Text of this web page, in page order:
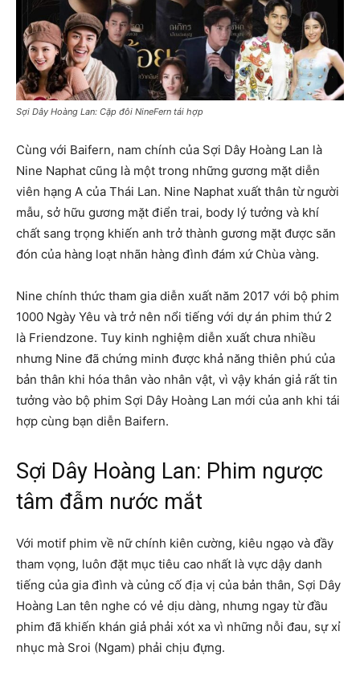
Sợi Dây Hoàng Lan: Cặp đôi NineFern tái hợp
Cùng với Baifern, nam chính của Sợi Dây Hoàng Lan là
Nine Naphat cũng là một trong những gương mặt diễn
viên hạng A của Thái Lan. Nine Naphat xuất thân từ người
mẫu, sở hữu gương mặt điển trai, body lý tưởng và khí
chất sang trọng khiến anh trở thành gương mặt được săn
đón của hàng loạt nhãn hàng đình đám xứ Chùa vàng.
Nine chính thức tham gia diễn xuất năm 2017 với bộ phim
1000 Ngày Yêu và trở nên nổi tiếng với dự án phim thứ 2
là Friendzone. Tuy kinh nghiệm diễn xuất chưa nhiều
nhưng Nine đã chứng minh được khả năng thiên phú của
bản thân khi hóa thân vào nhân vật, vì vậy khán giả rất tin
tưởng vào bộ phim Sợi Dây Hoàng Lan mới của anh khi tái
hợp cùng bạn diễn Baifern.
Sợi Dây Hoàng Lan: Phim ngược
tâm đẫm nước mắt
Với motif phim về nữ chính kiên cường, kiêu ngạo và đầy
tham vọng, luôn đặt mục tiêu cao nhất là vực dậy danh
tiếng của gia đình và củng cố địa vị của bản thân, Sợi Dây
Hoàng Lan tên nghe có vẻ dịu dàng, nhưng ngay từ đầu
phim đã khiến khán giả phải xót xa vì những nỗi đau, sự xỉ
nhục mà Sroi (Ngam) phải chịu đựng.